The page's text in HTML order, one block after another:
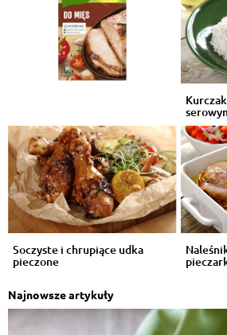
Soczyste i chrupiące udka
pieczone
Najnowsze artykuły